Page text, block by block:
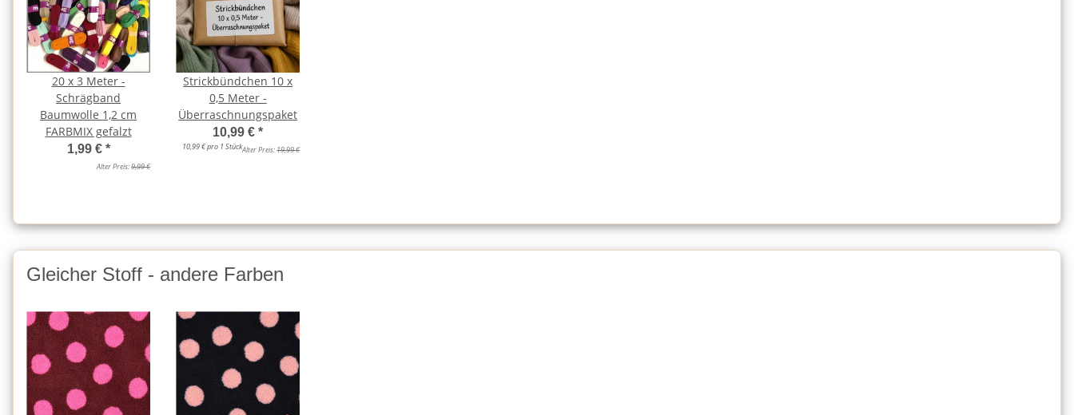
20 x 3 Meter -
Schrägband
Baumwolle 1,2 cm
FARBMIX gefalzt
1,99 € *
Alter Preis:9,99 €
Strickbündchen 10 x
0,5 Meter -
Überraschnungspaket
10,99 €*
10,99 € pro 1 StückAlter Preis:19,99 €
Gleicher Stoff - andere Farben